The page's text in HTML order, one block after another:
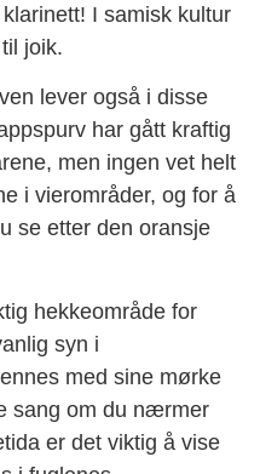
I samisk kultur
joik.
lever også i disse
har gått kraftig
men ingen vet helt
i vierområder, og for å
se etter den oransje
hekkeområde for
syn i
med sine mørke
sang om du nærmer
er det viktig å vise